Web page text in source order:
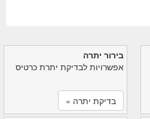
בירור יתרה
אפשרויות לבדיקת יתרת כרטיס
בדיקת יתרה »